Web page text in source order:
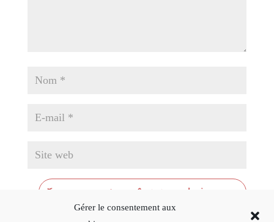
Gérer le consentement aux